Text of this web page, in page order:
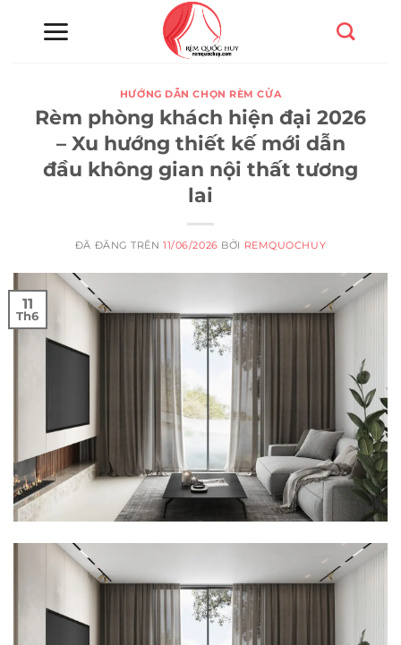
HƯỚNG DẪN CHỌN RÈM CỬA
Rèm phòng khách hiện đại 2026
– Xu hướng thiết kế mới dẫn
đầu không gian nội thất tương
lai
ĐÃ ĐĂNG TRÊN11/06/2026 BỞI REMQUOCHUY
11
Th6